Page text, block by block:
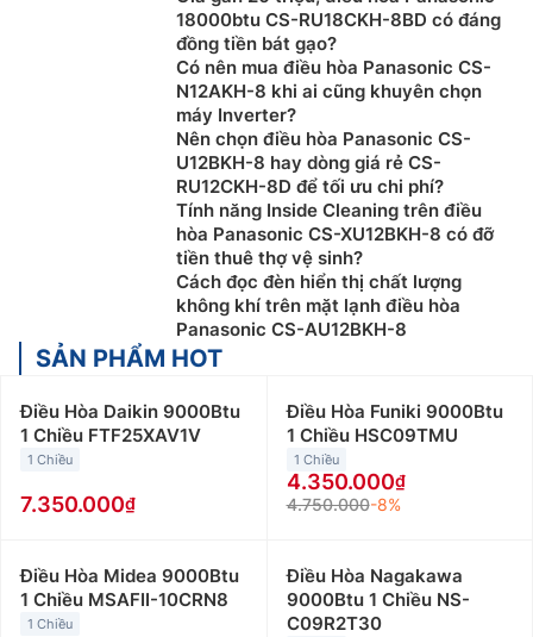
18000btu CS-RU18CKH-8BD có đáng
đồng tiền bát gạo?
Có nên mua điều hòa Panasonic CS-
N12AKH-8 khi ai cũng khuyên chọn
máy Inverter?
Nên chọn điều hòa Panasonic CS-
U12BKH-8 hay dòng giá rẻ CS-
RU12CKH-8D để tối ưu chi phí?
Tính năng Inside Cleaning trên điều
hòa Panasonic CS-XU12BKH-8 có đỡ
tiền thuê thợ vệ sinh?
Cách đọc đèn hiển thị chất lượng
không khí trên mặt lạnh điều hòa
Panasonic CS-AU12BKH-8
SẢN PHẨM HOT
Điều Hòa Daikin 9000Btu
1 Chiều FTF25XAV1V
1 Chiều
7.350.000
Điều Hòa Funiki 9000Btu
1 Chiều HSC09TMU
1 Chiều
4.350.000
4.750.000-8%
Điều Hòa Midea 9000Btu
1 Chiều MSAFII-10CRN8
1 Chiều
Điều Hòa Nagakawa
9000Btu 1 Chiều NS-
C09R2T30